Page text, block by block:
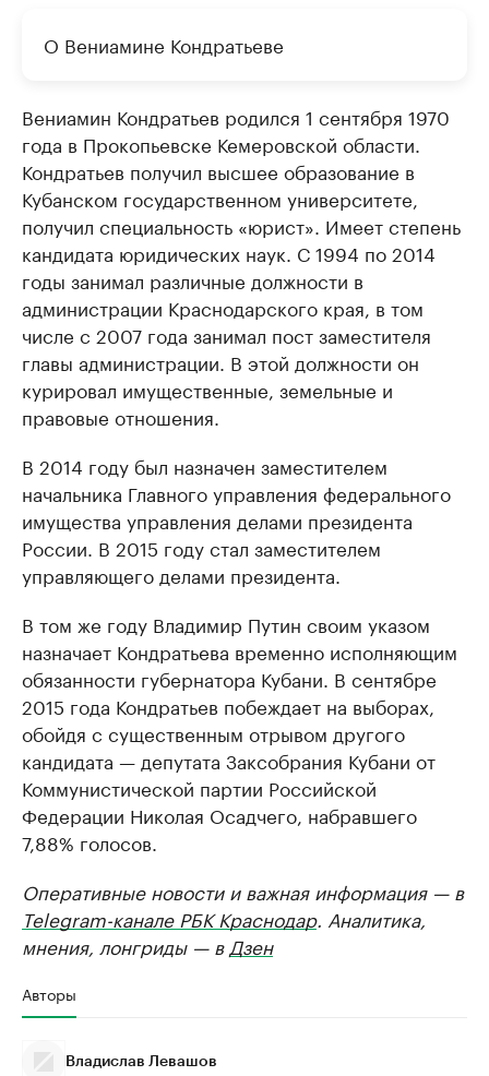
О Вениамине Кондратьеве
Вениамин Кондратьев родился 1 сентября 1970
года в Прокопьевске Кемеровской области.
Кондратьев получил высшее образование в
Кубанском государственном университете,
получил специальность «юрист». Имеет степень
кандидата юридических наук. С 1994 по 2014
годы занимал различные должности в
администрации Краснодарского края, в том
числе с 2007 года занимал пост заместителя
главы администрации. В этой должности он
курировал имущественные, земельные и
правовые отношения.
В 2014 году был назначен заместителем
начальника Главного управления федерального
имущества управления делами президента
России. В 2015 году стал заместителем
управляющего делами президента.
В том же году Владимир Путин своим указом
назначает Кондратьева временно исполняющим
обязанности губернатора Кубани. В сентябре
2015 года Кондратьев побеждает на выборах,
обойдя с существенным отрывом другого
кандидата — депутата Заксобрания Кубани от
Коммунистической партии Российской
Федерации Николая Осадчего, набравшего
7,88% голосов.
Оперативные новости и важная информация — в
Telegram-канале РБК Краснодар. Аналитика,
мнения, лонгриды — вДзен
Авторы
Владислав Левашов